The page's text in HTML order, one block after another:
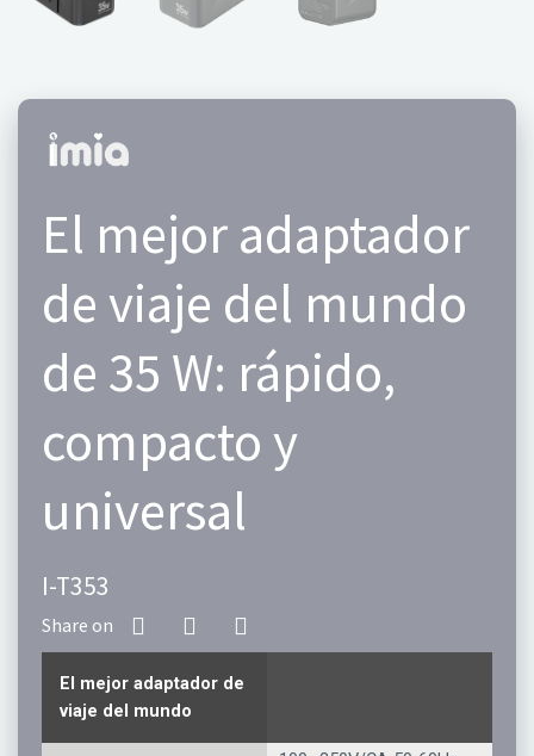
El mejor adaptador
de viaje del mundo
de 35 W: rápido,
compacto y
universal
I-T353
El mejor adaptador de
viaje del mundo